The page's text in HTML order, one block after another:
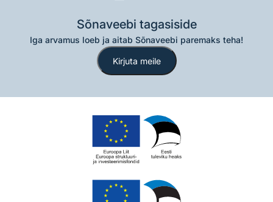
Sõnaveebi tagasiside
Iga arvamus loeb ja aitab Sõnaveebi paremaks teha!
Kirjuta meile